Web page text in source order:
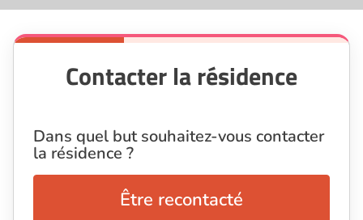
Contacter la résidence
Dans quel but souhaitez-vous contacter
la résidence ?
Être recontacté